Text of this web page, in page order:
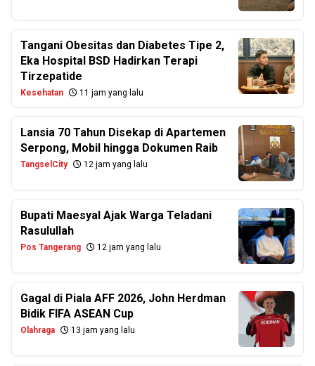
Tangani Obesitas dan Diabetes Tipe 2,
Eka Hospital BSD Hadirkan Terapi
Tirzepatide
Kesehatan 11 jam yang lalu
Lansia 70 Tahun Disekap di Apartemen
Serpong, Mobil hingga Dokumen Raib
TangselCity 12 jam yang lalu
Bupati Maesyal Ajak Warga Teladani
Rasulullah
Pos Tangerang 12 jam yang lalu
Gagal di Piala AFF 2026, John Herdman
Bidik FIFA ASEAN Cup
Olahraga 13 jam yang lalu